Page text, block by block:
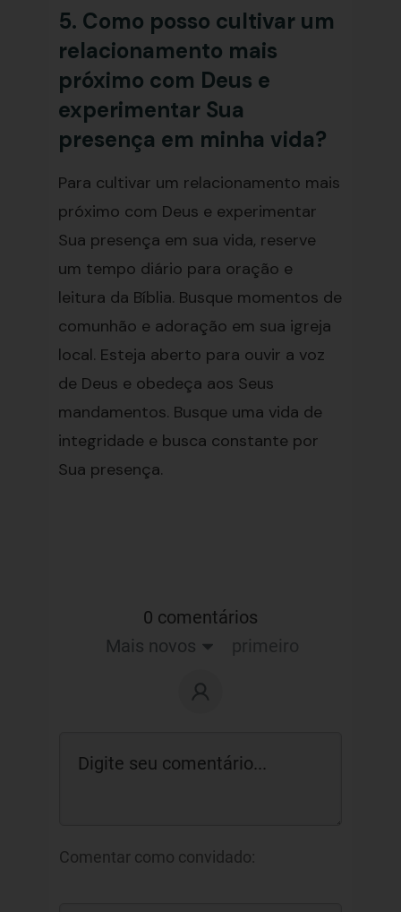
5. Como posso cultivar um
relacionamento mais
próximo com Deus e
experimentar Sua
presença em minha vida?
Para cultivar um relacionamento mais
próximo com Deus e experimentar
Sua presença em sua vida, reserve
um tempo diário para oração e
leitura da Bíblia. Busque momentos de
comunhão e adoração em sua igreja
local. Esteja aberto para ouvir a voz
de Deus e obedeça aos Seus
mandamentos. Busque uma vida de
integridade e busca constante por
Sua presença.
0 comentários
Mais novos
primeiro
Comentar como convidado: